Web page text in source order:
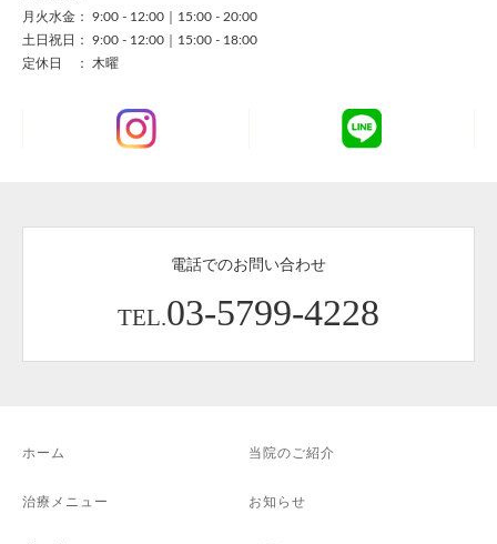
月火水金： 9:00 - 12:00｜15:00 - 20:00
土日祝日： 9:00 - 12:00｜15:00 - 18:00
定休日 ： 木曜
電話でのお問い合わせ
TEL.03-5799-4228
ホーム 当院のご紹介
治療メニュー お知らせ